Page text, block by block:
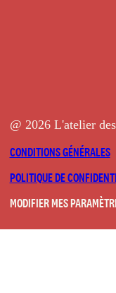
@ 2026 L'atelier
CONDITIONS GÉNÉRALES
POLITIQUE DE
MODIFIER MES